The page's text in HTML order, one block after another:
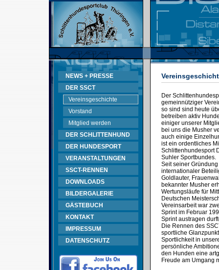
NEWS + PRESSE
DER SSCT
Vereinsgeschichte
Vorstand
Mitglied werden
DER SCHLITTENHUND
DER HUNDESPORT
VERANSTALTUNGEN
SSCT-RENNEN
DOWNLOADS
BILDERGALERIE
GÄSTEBUCH
KONTAKT
IMPRESSUM
DATENSCHUTZ
Der
gemeinnütziger
so sind sind heute
betreiben aktiv
einiger unserer
bei uns die Musher
auch einige
ist ein ordentliches
Schlittenhundesport
Suhler Sportbundes.
Seit seiner
internationaler
Goldlauter,
bekannter Musher
Wertungsläufe für
Deutschen
Vereinsarbeit war
Sprint im Februar
Sprint austragen
Die Rennen des
sportliche
Sportlichkeit in
persönliche
den Hunden eine
Freude am Umgang